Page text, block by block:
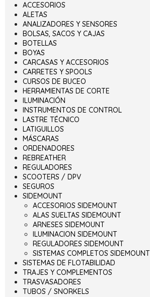
ACCESORIOS
ALETAS
ANALIZADORES Y SENSORES
BOLSAS, SACOS Y CAJAS
BOTELLAS
BOYAS
CARCASAS Y ACCESORIOS
CARRETES Y SPOOLS
CURSOS DE BUCEO
HERRAMIENTAS DE CORTE
ILUMINACIÓN
INSTRUMENTOS DE CONTROL
LASTRE TÉCNICO
LATIGUILLOS
MÁSCARAS
ORDENADORES
REBREATHER
REGULADORES
SCOOTERS / DPV
SEGUROS
SIDEMOUNT
ACCESORIOS SIDEMOUNT
ALAS SUELTAS SIDEMOUNT
ARNESES SIDEMOUNT
ILUMINACION SIDEMOUNT
REGULADORES SIDEMOUNT
SISTEMAS COMPLETOS SIDEMOUNT
SISTEMAS DE FLOTABILIDAD
TRAJES Y COMPLEMENTOS
TRASVASADORES
TUBOS / SNORKELS